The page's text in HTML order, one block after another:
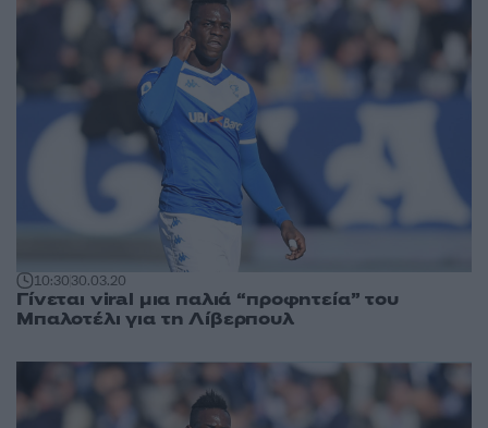
10:3030.03.20
Γίνεται viral μια παλιά “προφητεία” του
Μπαλοτέλι για τη Λίβερπουλ